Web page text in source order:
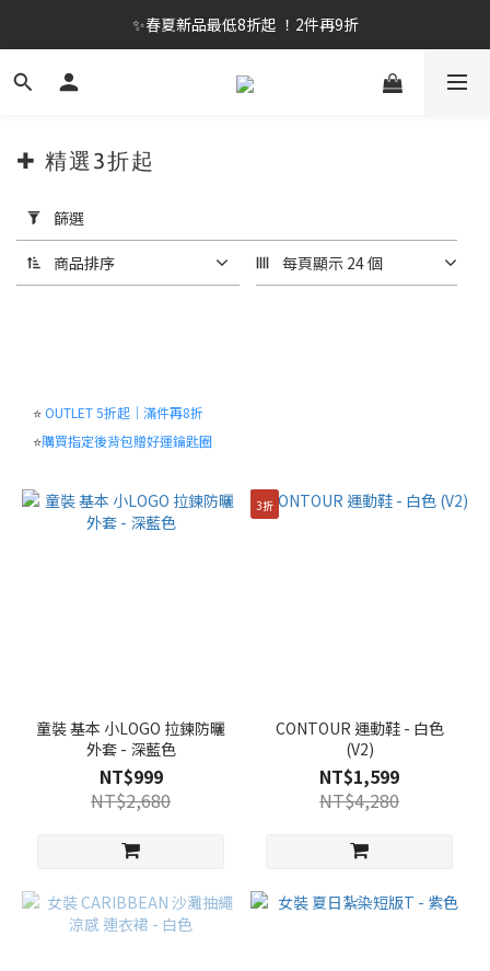
✨春夏新品最低8折起 ！2件再9折
✨春夏新品最低8折起 ！2件再9折
🔥OULET SALE! 降至5折起 滿件再8折
✨春夏新品最低8折起 ！2件再9折
用
篩
選
(0/20)
130
(40)
(40)
110
(33)
67
(14)
✚ 精選3折起
篩選
商品排序 每頁顯示 24 個
⭐OUTLET 5折起｜滿件再8折
⭐購買指定後背包贈好運鑰匙圈
童裝 基本 小LOGO 拉鍊防曬
外套 - 深藍色
NT$999
NT$2,680
3折
CONTOUR 運動鞋 - 白色
(V2)
NT$1,599
NT$4,280